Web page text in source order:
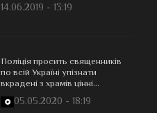
14.06.2019 - 13:19
Поліція просить священників
по всій Україні упізнати
вкрадені з храмів цінні...
05.05.2020 - 18:19